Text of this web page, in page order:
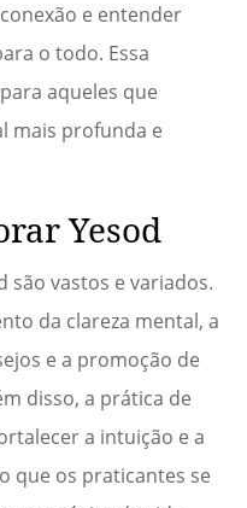
e entender
o todo. Essa
aqueles que
mais profunda e
Yesod
são vastos e variados.
da clareza mental, a
e a promoção de
disso, a prática de
a intuição e a
que os praticantes se